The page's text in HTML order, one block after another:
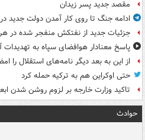
مقصد جدید پسر زیدان
ادامه جنگ تا روی کار آمدن دولت جدید در
جزئیات جدید از نفتکش منفجر شده در
پاسخ معنادار هوافضای سپاه به تهدیدات
از این به بعد دیگر نامه‌های استقلال را
حتی اوکراین هم به ترکیه حمله کرد
تاکید وزارت خارجه بر لزوم روشن شدن
حوادث